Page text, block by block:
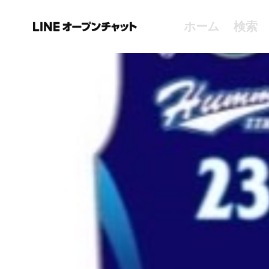
ホーム 検索